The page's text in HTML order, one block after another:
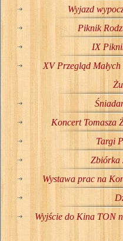
Wyjazd
Piknik
IX
XV Przegląd
Koncert Tomasza
Targi
Zbiórka
Wystawa prac na
Wyjście do Kina TON